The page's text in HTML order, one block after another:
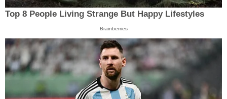
Top 8 People Living Strange But Happy Lifestyles
Brainberries